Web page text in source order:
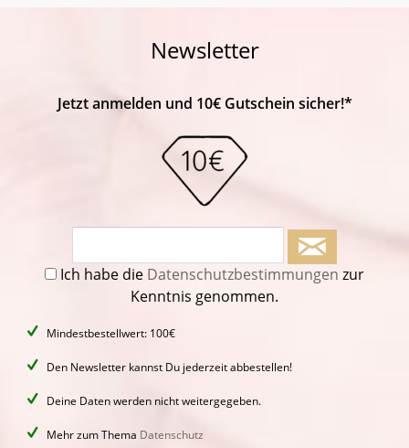
Newsletter
Jetzt anmelden und 10€ Gutschein sicher!*
Ich habe die Datenschutzbestimmungen zur
Kenntnis genommen.
Mindestbestellwert: 100€
Den Newsletter kannst Du jederzeit abbestellen!
Deine Daten werden nicht weitergegeben.
Mehr zum Thema Datenschutz